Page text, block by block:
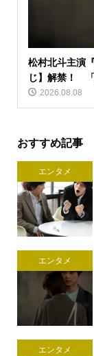
松村北斗主演
じ】解禁！
2026.08.08
おすすめ記事
エンタメ
エンタメ
エンタメ